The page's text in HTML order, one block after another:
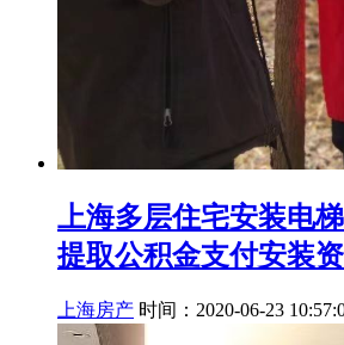
上海多层住宅安装电
提取公积金支付安装
上海房产 时间：2020-06-23